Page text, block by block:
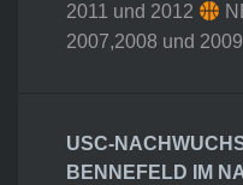
2011 und 2012
2007,2008 und
USC-
BENNEFELD IM